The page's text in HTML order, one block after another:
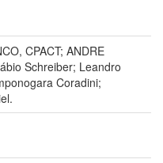
CPACT; ANDRE
Schreiber; Leandro
Coradini;